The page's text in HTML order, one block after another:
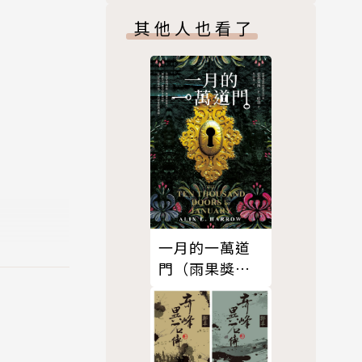
教育部
授。
、楊牧
其他人也看了
一月的一萬道
門（雨果獎最
年輕提名女作
家，滿貫入圍
各大奇幻獎
項）